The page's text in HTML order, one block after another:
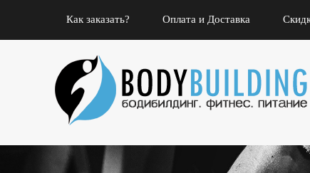
Как заказать? Оплата и Доставка